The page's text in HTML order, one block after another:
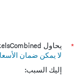
*
يحاول HotelsCombined بشكل دائم الحصول على الأسعار الدقيقة، ولكن
لا يمكن ضمان
إليك السبب: